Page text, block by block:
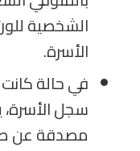
الشخصية
الأسرة.
في حالة
سجل
مصدقة عن